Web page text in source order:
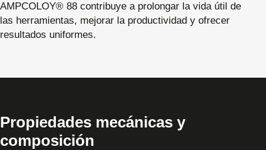
AMPCOLOY® 88 contribuye a prolongar la vida útil de
las herramientas, mejorar la productividad y ofrecer
resultados uniformes.
Propiedades mecánicas y
composición